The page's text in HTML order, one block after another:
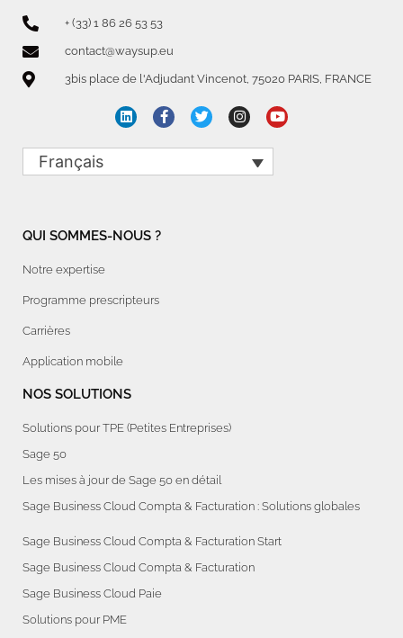
+ (33) 1 86 26 53 53
contact@waysup.eu
3bis place de l'Adjudant Vincenot, 75020 PARIS, FRANCE
Français
QUI SOMMES-NOUS ?
Notre expertise
Programme prescripteurs
Carrières
Application mobile
NOS SOLUTIONS
Solutions pour TPE (Petites Entreprises)
Sage 50
Les mises à jour de Sage 50 en détail
Sage Business Cloud Compta & Facturation : Solutions globales
Sage Business Cloud Compta & Facturation Start
Sage Business Cloud Compta & Facturation
Sage Business Cloud Paie
Solutions pour PME